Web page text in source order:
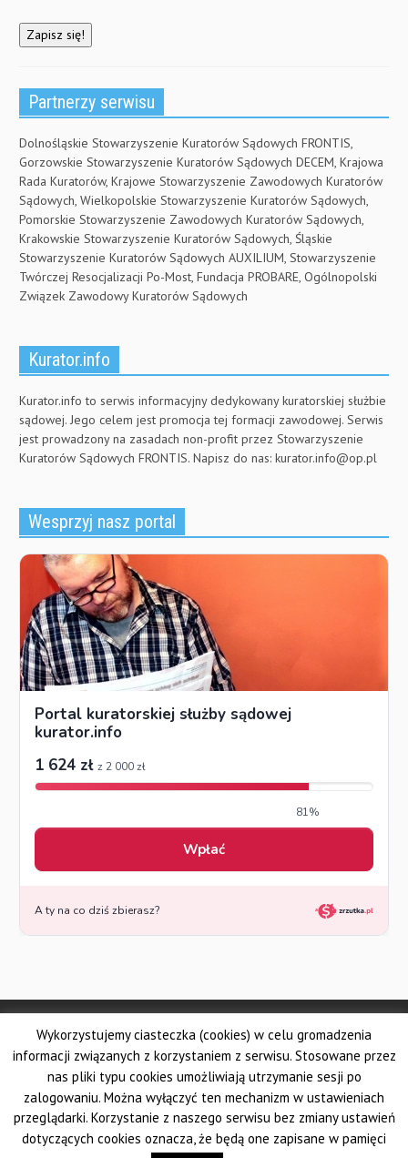
Partnerzy serwisu
Dolnośląskie Stowarzyszenie Kuratorów Sądowych FRONTIS,
Gorzowskie Stowarzyszenie Kuratorów Sądowych DECEM, Krajowa
Rada Kuratorów, Krajowe Stowarzyszenie Zawodowych Kuratorów
Sądowych, Wielkopolskie Stowarzyszenie Kuratorów Sądowych,
Pomorskie Stowarzyszenie Zawodowych Kuratorów Sądowych,
Krakowskie Stowarzyszenie Kuratorów Sądowych, Śląskie
Stowarzyszenie Kuratorów Sądowych AUXILIUM, Stowarzyszenie
Twórczej Resocjalizacji Po-Most, Fundacja PROBARE, Ogólnopolski
Związek Zawodowy Kuratorów Sądowych
Kurator.info
Kurator.info to serwis informacyjny dedykowany kuratorskiej służbie
sądowej. Jego celem jest promocja tej formacji zawodowej. Serwis
jest prowadzony na zasadach non-profit przez Stowarzyszenie
Kuratorów Sądowych FRONTIS. Napisz do nas: kurator.info@op.pl
Wesprzyj nasz portal
© Made by DSKS Frontis
Dolnośląskie Stowarzyszenie Kuratorów Sądowych FRONTIS
Fundacja PROBARE
Krajowe Stowarzyszenie Zawodowych Kuratorów Sądowych
Wielkopolskie Stowarzyszenie Kuratorów Sądowych
Pomorskie Stowarzyszenie Zawodowych Kuratorów Sądowych
Śląskie Stowarzyszenie Kuratorów Sądowych AUXILIUM
Krakowskie Stowarzyszenie Kuratorów Sądowych
Wykorzystujemy ciasteczka (cookies) w celu gromadzenia
informacji związanych z korzystaniem z serwisu. Stosowane przez
nas pliki typu cookies umożliwiają utrzymanie sesji po
zalogowaniu. Można wyłączyć ten mechanizm w ustawieniach
przeglądarki. Korzystanie z naszego serwisu bez zmiany ustawień
dotyczących cookies oznacza, że będą one zapisane w pamięci